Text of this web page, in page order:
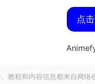
点
教程和内容信息都来自网